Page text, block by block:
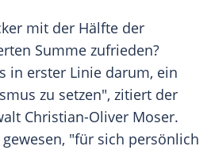
mit der Hälfte der
Summe zufrieden?
in erster Linie darum, ein
zu setzen", zitiert der
Christian-Oliver Moser.
"für sich persönlich